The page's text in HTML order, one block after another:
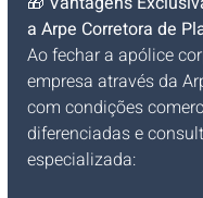
a Arpe Corretora de
Ao fechar a apólice
empresa através da
com condições
diferenciadas e
especializada: